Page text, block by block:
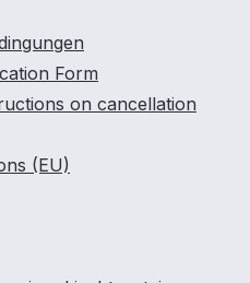
Form
on cancellation
(EU)